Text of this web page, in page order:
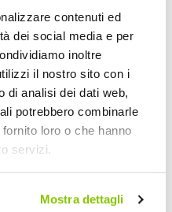
contenuti ed
dei social media e per
inoltre
il nostro sito con i
di analisi dei dati web,
potrebbero combinarle
loro o che hanno
servizi.
Mostra dettagli